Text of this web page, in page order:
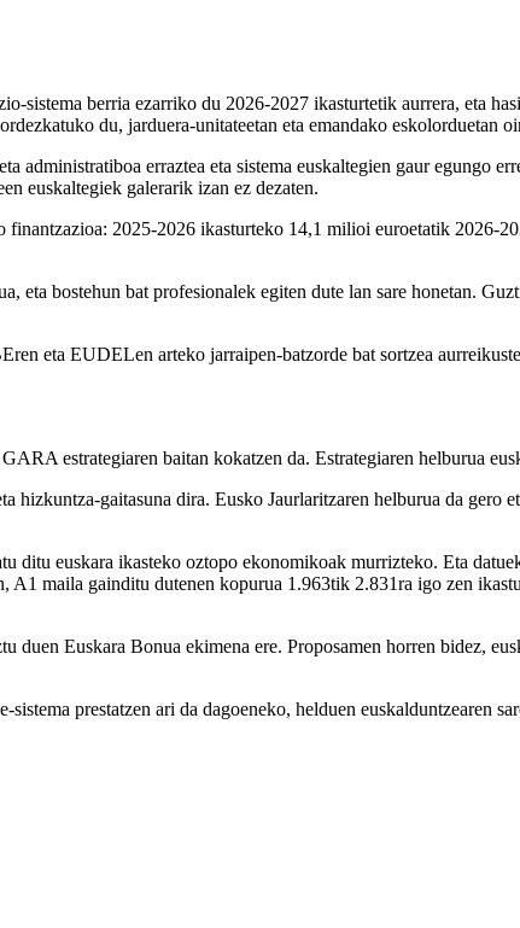
berria ezarriko du 2026-2027 ikasturtetik aurrera, eta
du, jarduera-unitateetan eta emandako eskolorduetan
administratiboa erraztea eta sistema euskaltegien gaur egungo
euskaltegiek galerarik izan ez dezaten.
finantzazioa: 2025-2026 ikasturteko 14,1 milioi euroetatik
eta bostehun bat profesionalek egiten dute lan sare honetan.
eta EUDELen arteko jarraipen-batzorde bat sortzea
estrategiaren baitan kokatzen da. Estrategiaren helburua
hizkuntza-gaitasuna dira. Eusko Jaurlaritzaren helburua da gero
ditu euskara ikasteko oztopo ekonomikoak murrizteko. Eta
maila gainditu dutenen kopurua 1.963tik 2.831ra igo zen
Euskara Bonua ekimena ere. Proposamen horren bidez,
prestatzen ari da dagoeneko, helduen euskalduntzearen